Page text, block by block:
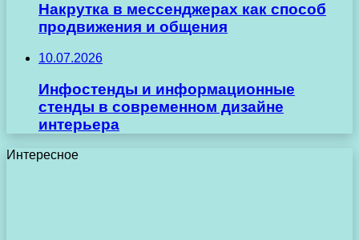
Накрутка в мессенджерах как способ
продвижения и общения
10.07.2026
Инфостенды и информационные
стенды в современном дизайне
интерьера
Интересное